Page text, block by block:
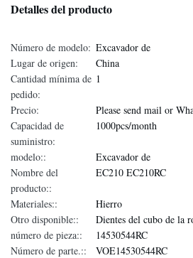
Detalles del producto
Número de modelo: Excavador de
Lugar de origen:
China
Cantidad mínima de
pedido:
1
Precio:
Please send mail or
Capacidad de
suministro:
1000pcs/month
modelo::
Excavador de
Nombre del
producto::
EC210 EC210RC
Materiales::
Hierro
Otro disponible::
Dientes del cubo de la
número de pieza::
14530544RC
Número de parte.::
VOE14530544RC